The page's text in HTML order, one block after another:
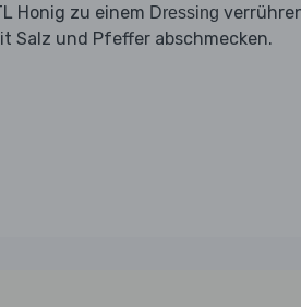
Honig zu einem Dressing
Salz und Pfeffer abschmecken.